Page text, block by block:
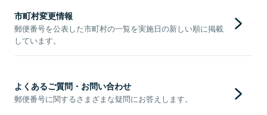
市町村変更情報
郵便番号を公表した市町村の一覧を実施日の新しい順に掲載
しています。
よくあるご質問・お問い合わせ
郵便番号に関するさまざまな疑問にお答えします。